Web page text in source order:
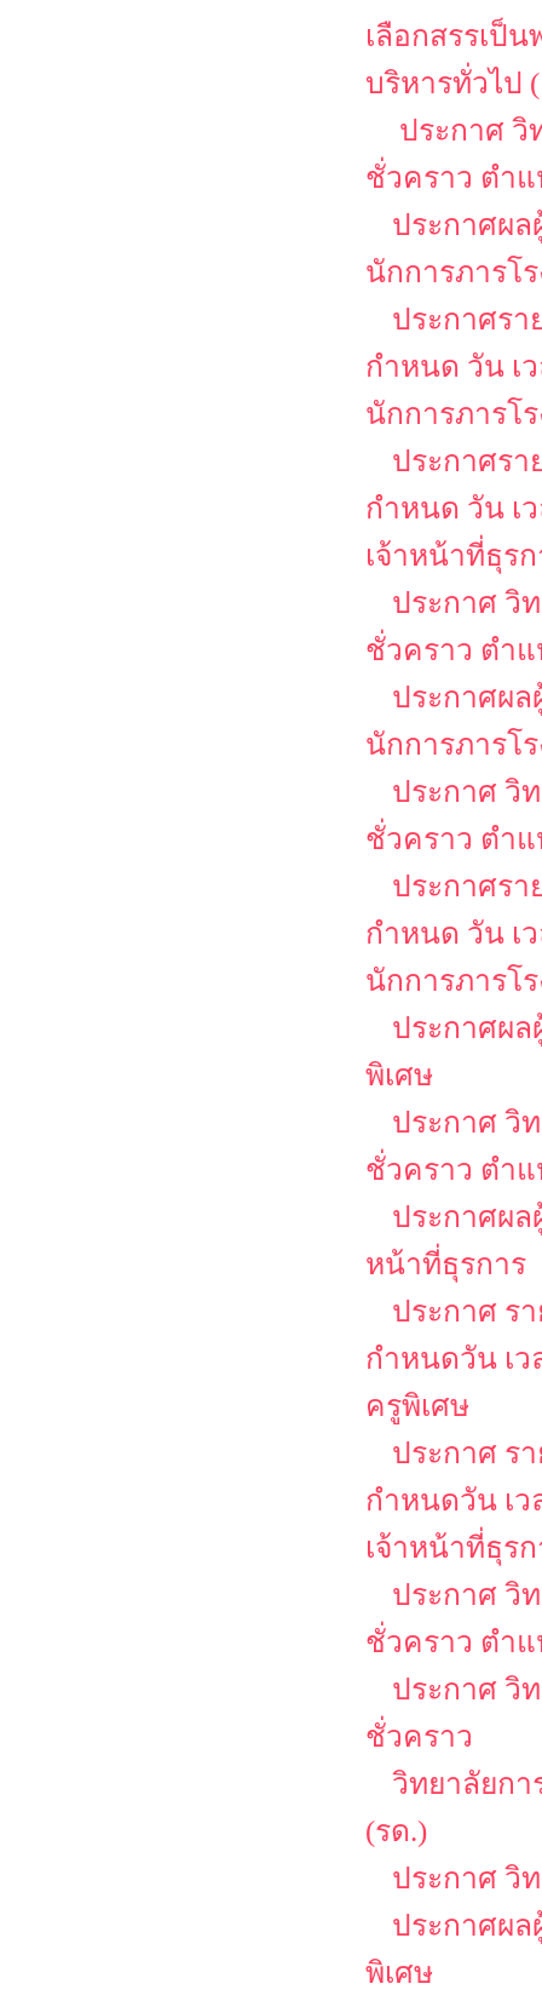
เลือกสรรเป็
บริหารทั่วไป
ประกาศ วิ
ชั่วคราว ตำแ
ประกาศผ
นักการภารโร
ประกาศรา
กำหนด วัน เ
นักการภารโร
ประกาศรา
กำหนด วัน เ
เจ้าหน้าที่ธุร
ประกาศ วิ
ชั่วคราว ตำแ
ประกาศผ
นักการภารโร
ประกาศ วิ
ชั่วคราว ตำแ
ประกาศรา
กำหนด วัน เ
นักการภารโ
ประกาศผ
พิเศษ
ประกาศ วิ
ชั่วคราว ตำ
ประกาศผล
หน้าที่ธุรการ
ประกาศ ร
กำหนดวัน เ
ครูพิเศษ
ประกาศ ร
กำหนดวัน เ
เจ้าหน้าที่ธุร
ประกาศ วิ
ชั่วคราว ตำ
ประกาศ วิ
ชั่วคราว
วิทยาลัยก
(รด.)
ประกาศ วิ
ประกาศผ
พิเศษ